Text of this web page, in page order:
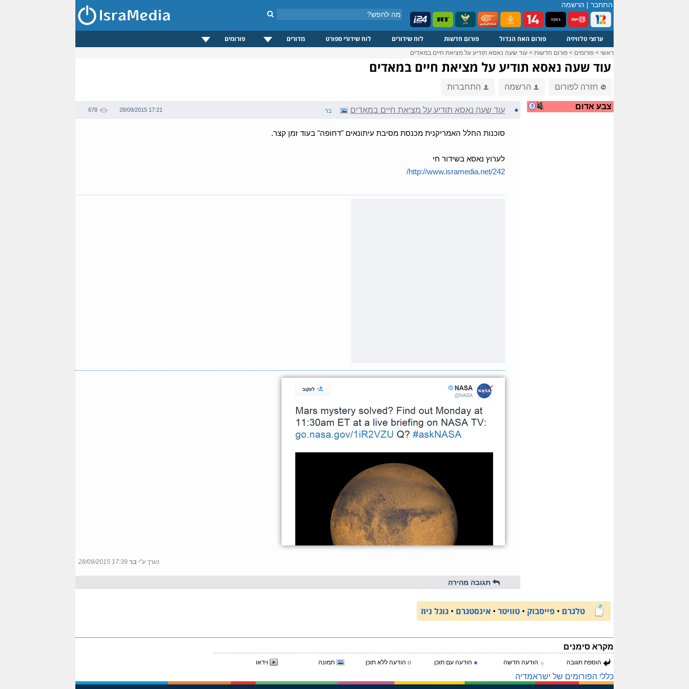
התחבר | הרשמה
ערוצי טלוויזיה פורום האח הגדול פורום חדשות לוח שידורים לוח שידורי ספורט מדורים פורומים
ראשי > פורומים > פורום חדשות > עוד שעה נאסא תודיע על מציאת חיים במאדים
עוד שעה נאסא תודיע על מציאת חיים במאדים
חזרה לפורום הרשמה התחברות
צבע אדום ● עוד שעה נאסא תודיע על מציאת חיים במאדים בר 28/09/2015 17:21
678
סוכנות החלל האמריקנית מכנסת מסיבת עיתונאים "דחופה" בעוד זמן קצר.
לערוץ נאסא בשידור חי
http://www.isramedia.net/242/
נערך ע"י בר 28/09/2015 17:39
תגובה מהירה
טלגרם • פייסבוק • טוויטר • אינסטגרם • גוגל ניוז
מקרא סימנים
הוספת תגובה ☼ הודעה חדשה ● הודעה עם תוכן o הודעה ללא תוכן תמונה וידאו
כללי הפורומים של ישראמדיה